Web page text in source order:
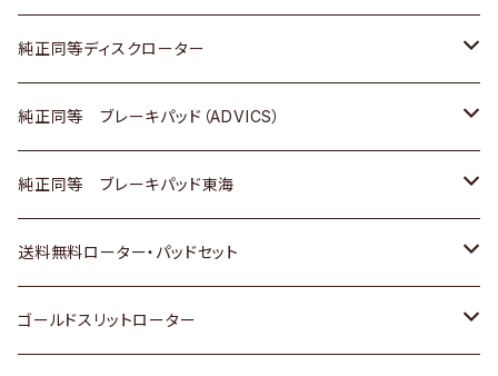
マツダ
三菱
スバル
日野
三菱ふそう
ダイハツ
マツダ
三菱
日野
三菱ふそう
ダイハツ
三菱
日野
三菱ふそう
その他
日産
ダイハツ
マツダ
三菱
スバル
スズキ
日産
いすゞ
ダイハツ
マツダ
日産
いすゞ
ダイハツ
マツダ
三菱
トヨタ
ホンダ
スズキ
日産
ダイハツ
純正同等ディスクローター
トヨタ
ホンダ
スズキ
日産
純正同等 ブレーキパッド（ADVICS）
トヨタ
ホンダ
スズキ
純正同等 ブレーキパッド東海
トヨタ
ホンダ
送料無料ローター・パッドセット
トヨタ
ゴールドスリットローター